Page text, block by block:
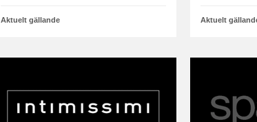
Aktuelt gällande Aktuelt